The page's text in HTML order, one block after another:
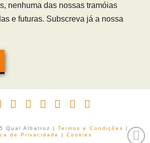
nenhuma das nossas tramóias
e futuras. Subscreva já a nossa
Qual Albatroz | Termos e Condições
|
de Privacidade
| Cookies